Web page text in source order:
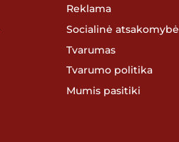
Reklama
Socialinė atsakomybė
Tvarumas
Tvarumo politika
Mumis pasitiki